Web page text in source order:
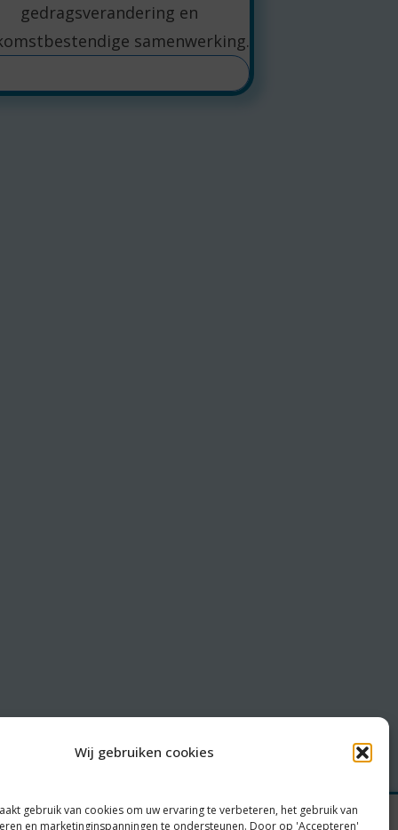
Wij gebruiken cookies
gebruik van cookies om uw ervaring te verbeteren, het gebruik van
en marketinginspanningen te ondersteunen. Door op 'Accepteren'
gedragsverandering en
samenwerking.